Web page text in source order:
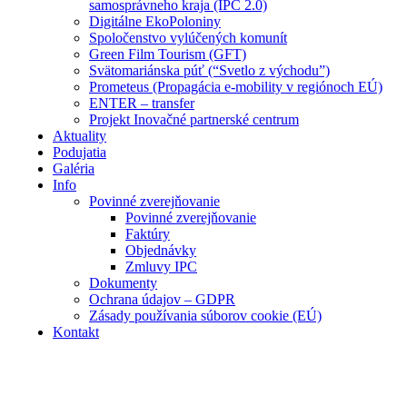
samosprávneho kraja (IPC 2.0)
Digitálne EkoPoloniny
Spoločenstvo vylúčených komunít
Green Film Tourism (GFT)
Svätomariánska púť (“Svetlo z východu”)
Prometeus (Propagácia e-mobility v regiónoch EÚ)
ENTER – transfer
Projekt Inovačné partnerské centrum
Aktuality
Podujatia
Galéria
Info
Povinné zverejňovanie
Povinné zverejňovanie
Faktúry
Objednávky
Zmluvy IPC
Dokumenty
Ochrana údajov – GDPR
Zásady používania súborov cookie (EÚ)
Kontakt